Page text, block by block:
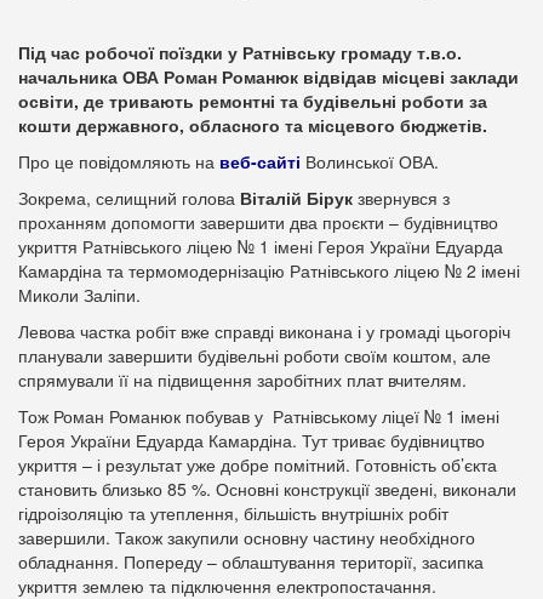
Під час робочої поїздки у Ратнівську громаду т.в.о.
начальника ОВА Роман Романюк відвідав місцеві заклади
освіти, де тривають ремонтні та будівельні роботи за
кошти державного, обласного та місцевого бюджетів.
Про це повідомляють на веб-сайті Волинської ОВА.
Зокрема, селищний голова Віталій Бірук звернувся з
проханням допомогти завершити два проєкти – будівництво
укриття Ратнівського ліцею № 1 імені Героя України Едуарда
Камардіна та термомодернізацію Ратнівського ліцею № 2 імені
Миколи Заліпи.
Левова частка робіт вже справді виконана і у громаді цьогоріч
планували завершити будівельні роботи своїм коштом, але
спрямували її на підвищення заробітних плат вчителям.
Тож Роман Романюк побував у Ратнівському ліцеї № 1 імені
Героя України Едуарда Камардіна. Тут триває будівництво
укриття – і результат уже добре помітний. Готовність об’єкта
становить близько 85 %. Основні конструкції зведені, виконали
гідроізоляцію та утеплення, більшість внутрішніх робіт
завершили. Також закупили основну частину необхідного
обладнання. Попереду – облаштування території, засипка
укриття землею та підключення електропостачання.